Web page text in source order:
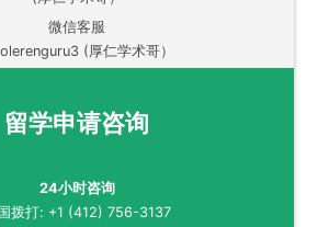
微信客服
(厚仁学术哥）
留学申请咨询
24小时咨询
拨打: +1 (412) 756-3137